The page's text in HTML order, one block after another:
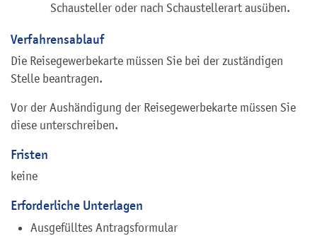
Schausteller oder nach Schaustellerart ausüben.
Verfahrensablauf
Die Reisegewerbekarte müssen Sie bei der zuständigen
Stelle beantragen.
Vor der Aushändigung der Reisegewerbekarte müssen Sie
diese unterschreiben.
Fristen
keine
Erforderliche Unterlagen
Ausgefülltes Antragsformular